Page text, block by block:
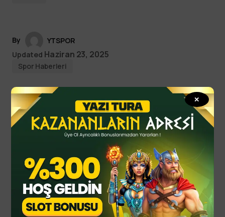
✕
By
YTSPOR
Updated Haziran 23, 2025
Spor Haberleri
Read Next